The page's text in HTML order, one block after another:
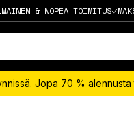
& NOPEA TOIMITUS
Jopa 70 %